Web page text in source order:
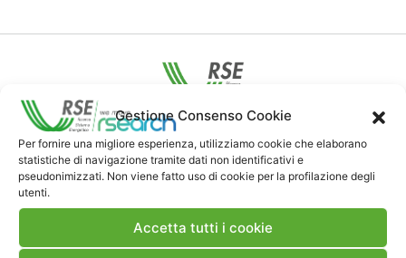
Gestione Consenso Cookie
Per fornire una migliore esperienza, utilizziamo cookie che elaborano
statistiche di navigazione tramite dati non identificativi e
pseudonimizzati. Non viene fatto uso di cookie per la profilazione degli
utenti.
Accetta tutti i cookie
Note Legali
Dove siamo